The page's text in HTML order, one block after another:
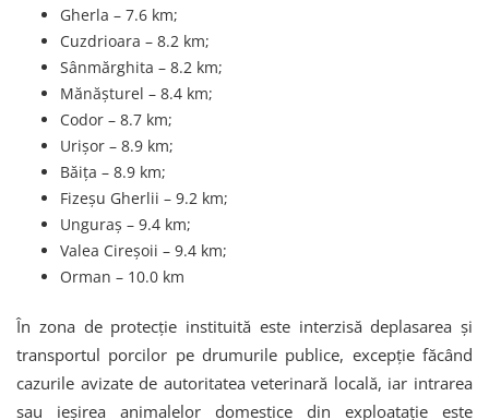
Gherla – 7.6 km;
Cuzdrioara – 8.2 km;
Sânmărghita – 8.2 km;
Mănășturel – 8.4 km;
Codor – 8.7 km;
Urișor – 8.9 km;
Băița – 8.9 km;
Fizeșu Gherlii – 9.2 km;
Unguraș – 9.4 km;
Valea Cireșoii – 9.4 km;
Orman – 10.0 km
În zona de protecție instituită este interzisă deplasarea și
transportul porcilor pe drumurile publice, excepție făcând
cazurile avizate de autoritatea veterinară locală, iar intrarea
sau ieșirea animalelor domestice din exploatație este